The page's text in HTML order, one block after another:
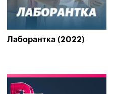
Лаборантка (2022)